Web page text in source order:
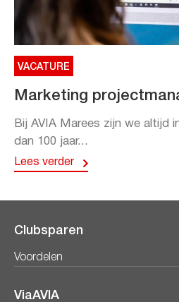
VACATURE
Marketing
Bij AVIA Marees zijn we altijd
dan 100 jaar...
Lees verder
Clubsparen
Voordelen
ViaAVIA